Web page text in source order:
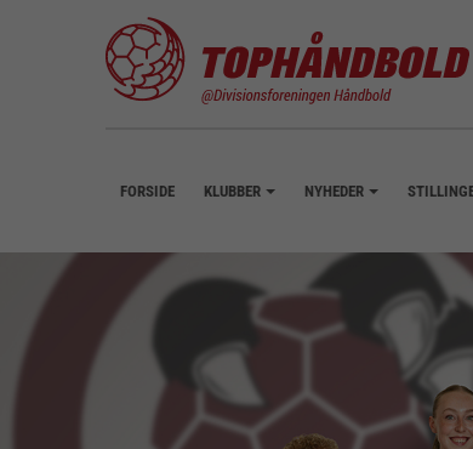
FORSIDE KLUBBER NYHEDER